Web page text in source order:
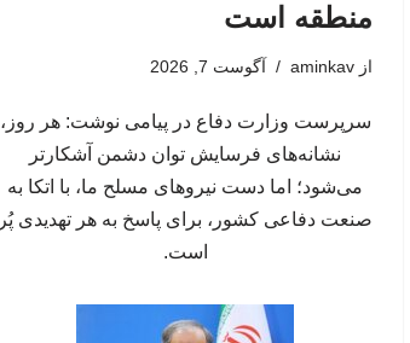
منطقه است
از aminkav آگوست 7, 2026
سرپرست وزارت دفاع در پیامی نوشت: هر روز،
نشانه‌های فرسایش توان دشمن آشکارتر
می‌شود؛ اما دست نیروهای مسلح ما، با اتکا به
صنعت دفاعی کشور، برای پاسخ به هر تهدیدی پُر
است.